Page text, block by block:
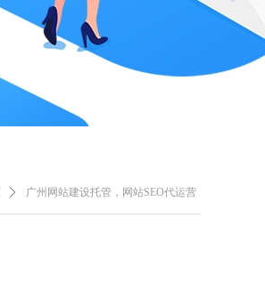
ꄲ 广州网站建设托管，网站SEO代运营